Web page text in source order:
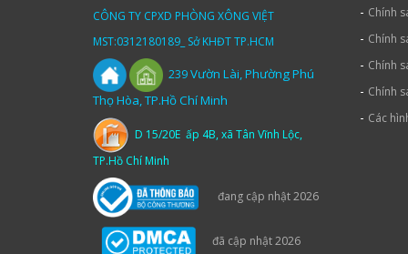
CÔNG TY CPXD PHÒNG XÔNG VIỆT
MST:0312180189_ Sở KHĐT TP.HCM
239Vườn Lài,Phường Phú
Thọ Hòa, TP.Hồ Chí Minh
D 15/20E ấp 4B, xã Tân Vĩnh Lộc,
TP.Hồ Chí Minh
đang cập nhật 2026
đã cập nhật 2026
- Chính
- Chính
- Chính
- Chính
- Các